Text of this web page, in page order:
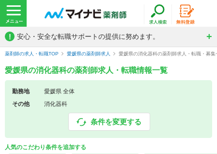
! 安心・安全な転職サポートの提供に努めます。
薬剤師の求人・転職TOP 愛媛県の薬剤師求人 愛媛県の消化器科の薬剤師求人・転職・募集
愛媛県の消化器科の薬剤師求人・転職情報一覧
勤務地
愛媛県 全体
その他
消化器科
条件を変更する
人気のこだわり条件を追加する